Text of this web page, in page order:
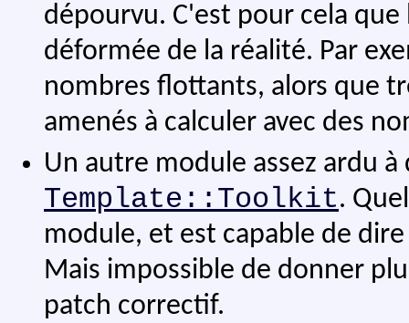
dépourvu. C'est pour cela
déformée de la réalité. Par
nombres flottants, alors que
amenés à calculer avec des
Un autre module assez ardu
Template::Toolkit.
module, et est capable de
Mais impossible de donner
patch correctif.